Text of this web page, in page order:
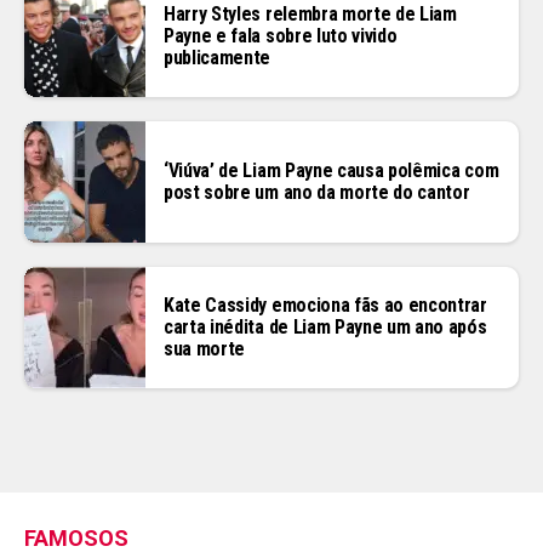
Harry Styles relembra morte de Liam
Payne e fala sobre luto vivido
publicamente
‘Viúva’ de Liam Payne causa polêmica com
post sobre um ano da morte do cantor
Kate Cassidy emociona fãs ao encontrar
carta inédita de Liam Payne um ano após
sua morte
FAMOSOS